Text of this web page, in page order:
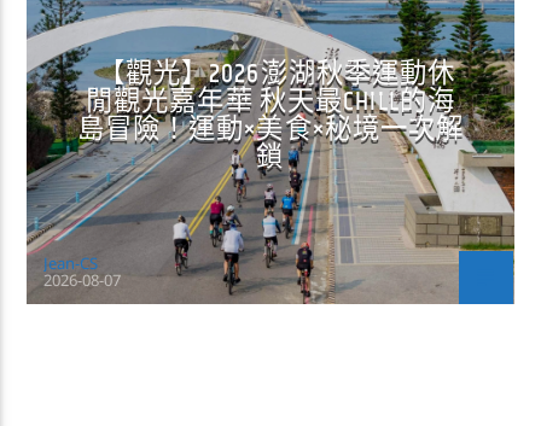
【觀光】2026澎湖秋季運動休
閒觀光嘉年華 秋天最CHILL的海
島冒險！運動×美食×秘境一次解
鎖
Jean-CS
2026-08-07